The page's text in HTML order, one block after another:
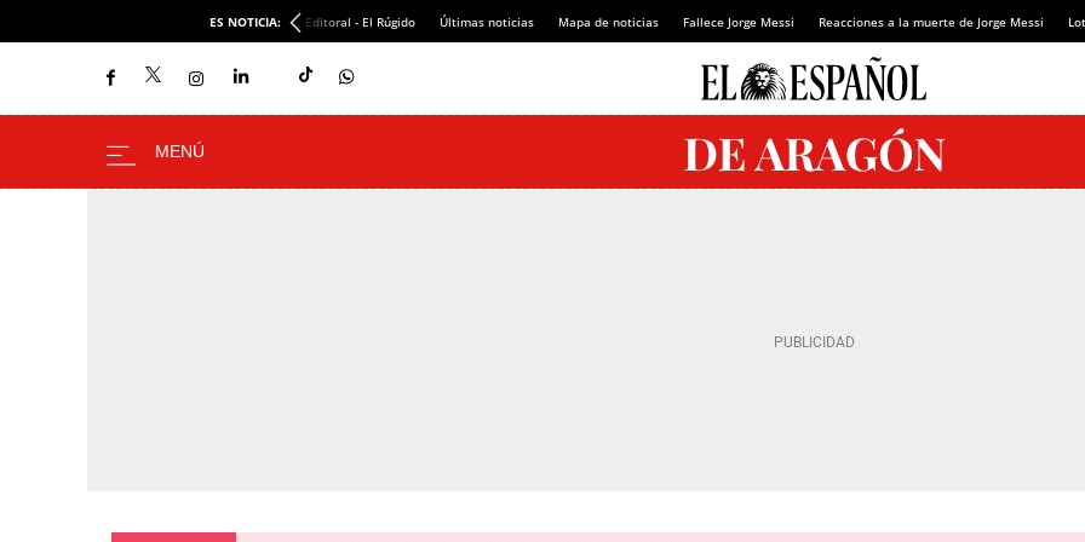
ES NOTICIA: Editoral - El Rúgido Últimas noticias Mapa de noticias Fallece Jorge Messi Reacciones a la muerte de Jorge Messi